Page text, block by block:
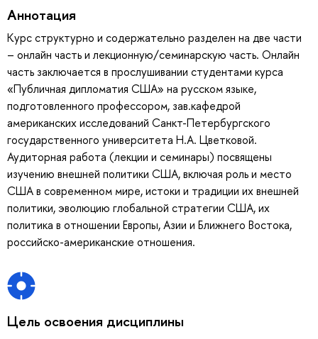
Аннотация
Курс структурно и содержательно разделен на две части
– онлайн часть и лекционную/семинарскую часть. Онлайн
часть заключается в прослушивании студентами курса
«Публичная дипломатия США» на русском языке,
подготовленного профессором, зав.кафедрой
американских исследований Санкт-Петербургского
государственного университета Н.А. Цветковой.
Аудиторная работа (лекции и семинары) посвящены
изучению внешней политики США, включая роль и место
США в современном мире, истоки и традиции их внешней
политики, эволюцию глобальной стратегии США, их
политика в отношении Европы, Азии и Ближнего Востока,
российско-американские отношения.
Цель освоения дисциплины